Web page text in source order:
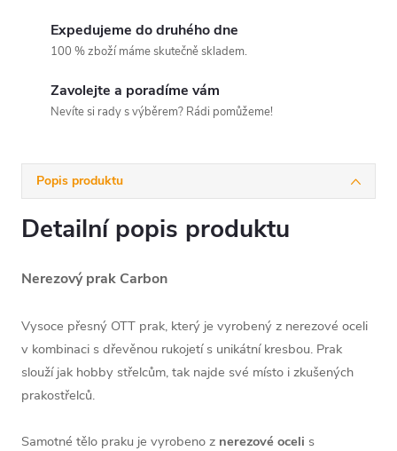
Expedujeme do druhého dne
100 % zboží máme skutečně skladem.
Zavolejte a poradíme vám
Nevíte si rady s výběrem? Rádi pomůžeme!
Popis produktu
Detailní popis produktu
Nerezový prak Carbon
Vysoce přesný OTT prak, který je vyrobený z nerezové oceli
v kombinaci s dřevěnou rukojetí s unikátní kresbou. Prak
slouží jak hobby střelcům, tak najde své místo i zkušených
prakostřelců.
Samotné tělo praku je vyrobeno z nerezové oceli s